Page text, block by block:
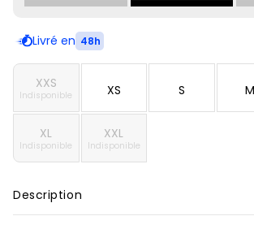
Livré en 48h
XXS
Indisponible XS S M
XL
Indisponible
XXL
Indisponible
Description